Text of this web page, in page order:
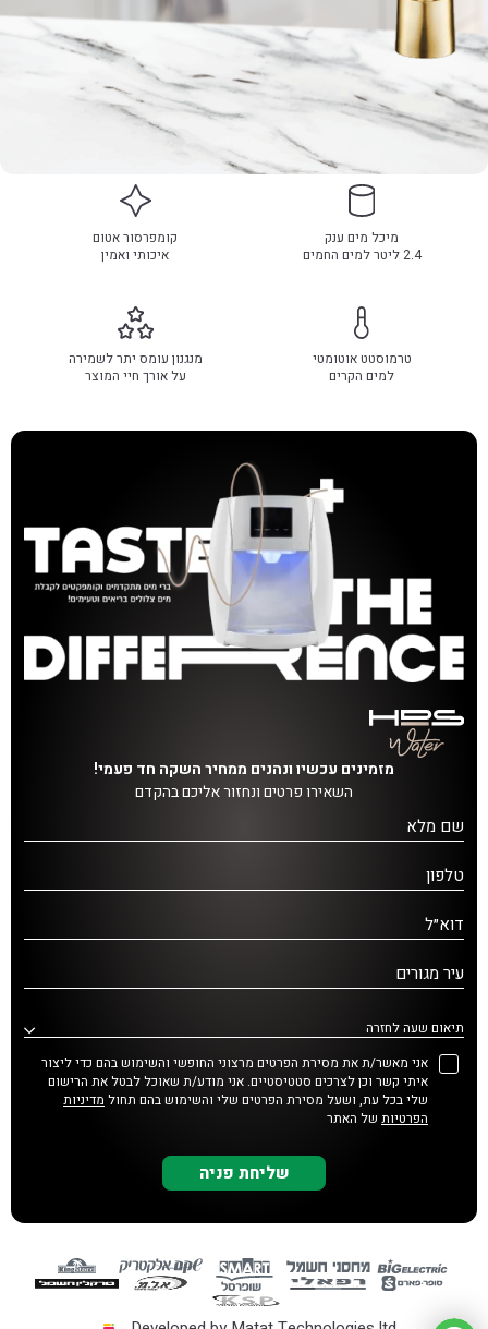
מיכל מים ענק
2.4 ליטר למים החמים
קומפרסור אטום
איכותי ואמין
טרמוסטט אוטומטי
למים הקרים
מנגנון עומס יתר לשמירה
על אורך חיי המוצר
מזמינים עכשיו ונהנים ממחיר השקה חד פעמי!
השאירו פרטים ונחזור אליכם בהקדם
שם מלא
טלפון
דוא״ל
עיר מגורים
תיאום שעה לחזרה
אני מאשר/ת את מסירת הפרטים מרצוני החופשי והשימוש בהם כדי ליצור
איתי קשר וכן לצרכים סטטיסטיים. אני מודע/ת שאוכל לבטל את הרישום
שלי בכל עת, ושעל מסירת הפרטים שלי והשימוש בהם תחול מדיניות
הפרטיות של האתר